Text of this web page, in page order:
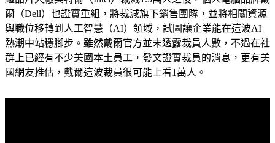
爾（Dell）也證實重組，將裁減旗下銷售團隊，並將相關資源
與職位移轉到人工智慧（AI）領域，試圖讓企業能在這波AI
熱潮中站穩腳步。雖然戴爾官方並未透露裁員人數，不過在社
群上已經有不少美國本土員工，發文證實裁員的消息，更有美
國網友推估，戴爾這波裁員很可能上看1萬人。